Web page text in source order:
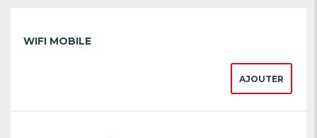
WIFI MOBILE
AJOUTER